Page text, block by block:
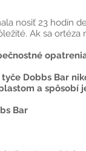
nosiť 23 hodín
Ak sa ortéza
tyče Dobbs Bar
a spôsobí
Bar